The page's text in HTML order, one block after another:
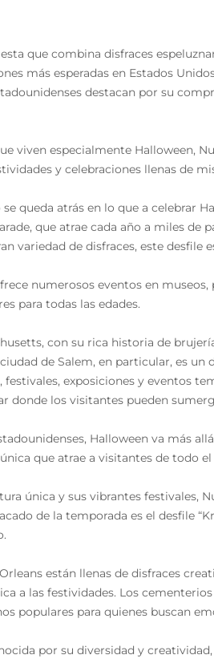
que combina disfraces
más esperadas en Estados
destacan por su
viven especialmente Halloween,
y celebraciones llenas de
se queda atrás en lo que a celebrar
que atrae cada año a miles
variedad de disfraces, este desfile
numerosos eventos en
para todas las edades.
con su rica historia de
de Salem, en particular, es
festivales, exposiciones y eventos
donde los visitantes pueden
Halloween va más
que atrae a visitantes de todo el
única y sus vibrantes festivales,
de la temporada es el desfile
están llenas de disfraces
a las festividades. Los
populares para quienes buscan
por su diversidad y